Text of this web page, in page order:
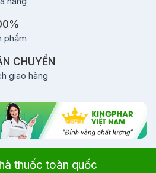
phẩm
CHUYỂN
giao hàng
thuốc toàn quốc